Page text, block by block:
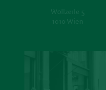
Wollzeile 5
1010 Wien